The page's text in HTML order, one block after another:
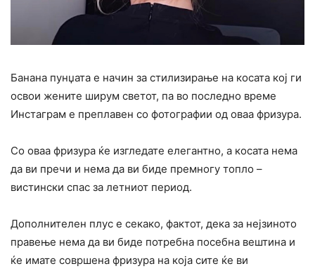
Банана пунџата е начин за стилизирање на косата кој ги
освои жените ширум светот, па во последно време
Инстаграм е преплавен со фотографии од оваа фризура.
Со оваа фризура ќе изгледате елегантно, а косата нема
да ви пречи и нема да ви биде премногу топло –
вистински спас за летниот период.
Дополнителен плус е секако, фактот, дека за нејзиното
правење нема да ви биде потребна посебна вештина и
ќе имате совршена фризура на која сите ќе ви